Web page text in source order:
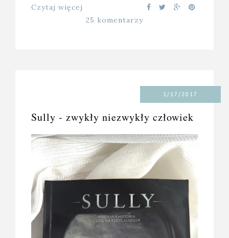
Czytaj więcej
25 komentarzy
1/17/2017
Sully - zwykły niezwykły człowiek